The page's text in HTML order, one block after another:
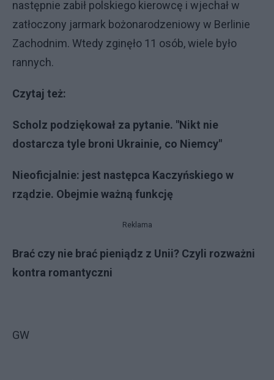
następnie zabił polskiego kierowcę i wjechał w
zatłoczony jarmark bożonarodzeniowy w Berlinie
Zachodnim. Wtedy zginęło 11 osób, wiele było
rannych.
Czytaj też:
Scholz podziękował za pytanie. "Nikt nie
dostarcza tyle broni Ukrainie, co Niemcy"
Nieoficjalnie: jest następca Kaczyńskiego w
rządzie. Obejmie ważną funkcję
Reklama
Brać czy nie brać pieniądz z Unii? Czyli rozważni
kontra romantyczni
GW